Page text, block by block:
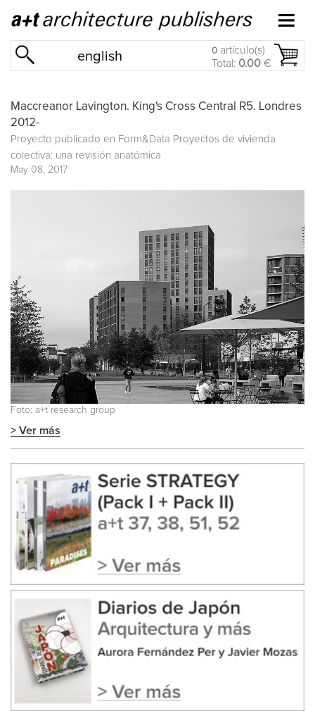
english 0 artículo(s)
Total: 0.00 €
Maccreanor Lavington. King's Cross Central R5. Londres
2012-
Proyecto publicado en Form&Data Proyectos de vivienda
colectiva: una revisión anatómica
May 08, 2017
Foto: a+t research group
> Ver más